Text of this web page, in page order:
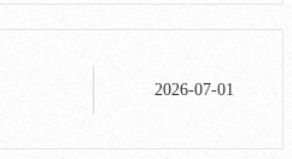
2026-07-01